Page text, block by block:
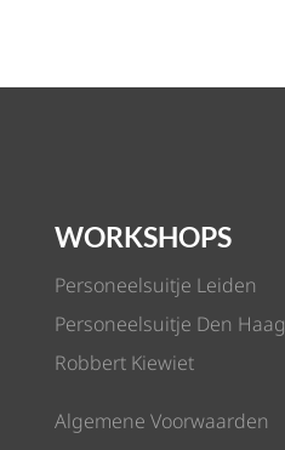
WORKSHOPS
Personeelsuitje Leiden
Personeelsuitje Den Haag
Robbert Kiewiet
Algemene Voorwaarden